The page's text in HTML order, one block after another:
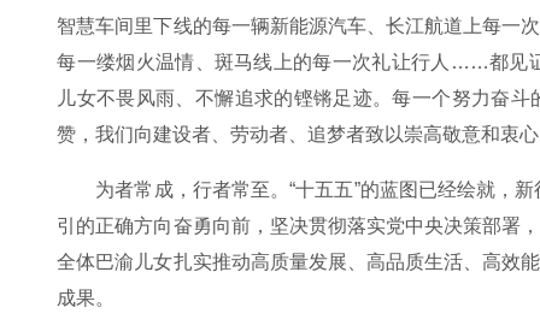
智慧车间里下线的每一辆新能源汽车、长江航道上每一
每一缕烟火温情、斑马线上的每一次礼让行人……都见
儿女不畏风雨、不懈追求的铿锵足迹。每一个努力奋
赞，我们向建设者、劳动者、追梦者致以崇高敬意和衷
为者常成，行者常至。“十五五”的蓝图已经绘就，
引的正确方向奋勇向前，坚决贯彻落实党中央决策部署
全体巴渝儿女扎实推动高质量发展、高品质生活、高效
成果。